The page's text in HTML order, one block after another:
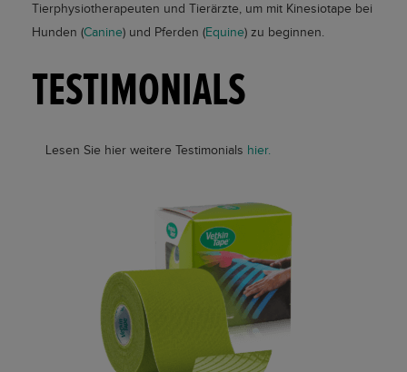
Tierphysiotherapeuten und Tierärzte, um mit Kinesiotape bei
Hunden (Canine) und Pferden (Equine) zu beginnen.
TESTIMONIALS
Lesen Sie hier weitere Testimonials hier.